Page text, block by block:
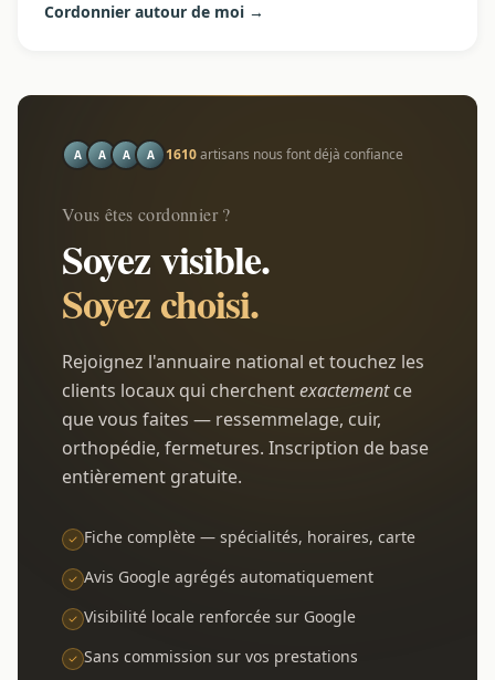
Cordonnier autour de moi →
A A A A 1610artisans nous font déjà confiance
Vous êtes cordonnier ?
Soyez visible.
Soyez choisi.
Rejoignez l'annuaire national et touchez les
clients locaux qui cherchentexactementce
que vous faites — ressemmelage, cuir,
orthopédie, fermetures. Inscription de base
entièrement gratuite.
Fiche complète — spécialités, horaires, carte
Avis Google agrégés automatiquement
Visibilité locale renforcée sur Google
Sans commission sur vos prestations